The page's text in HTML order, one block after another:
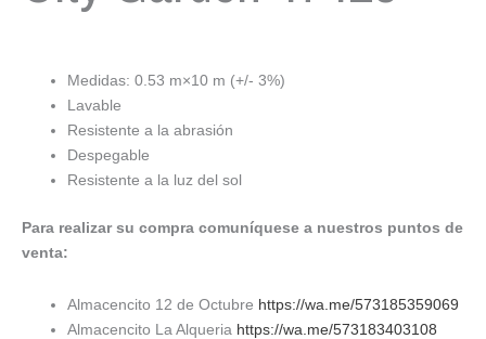
Medidas: 0.53 m×10 m (+/- 3%)
Lavable
Resistente a la abrasión
Despegable
Resistente a la luz del sol
Para realizar su compra comuníquese a nuestros puntos de
venta:
Almacencito 12 de Octubre https://wa.me/573185359069
Almacencito La Alqueria https://wa.me/573183403108